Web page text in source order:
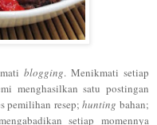
blogging. Menikmati setiap
menghasilkan satu postingan
pemilihan resep;hunting bahan;
setiap momennya